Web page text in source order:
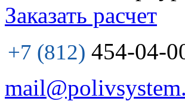
Заказать расчет
+7 (812) 454-04-